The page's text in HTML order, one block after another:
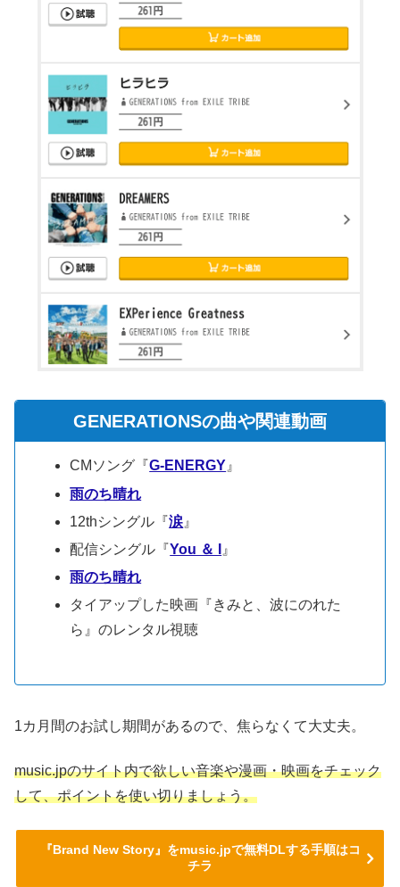
GENERATIONSの曲や関連動画
CMソング『G-ENERGY 』
雨のち晴れ
12thシングル『涙 』
配信シングル『You ＆ I
』
雨のち晴れ
タイアップした映画『きみと、波にのれた
ら』のレンタル視聴
1カ月間のお試し期間があるので、焦らなくて大丈夫。
music.jpのサイト内で欲しい音楽や漫画・映画をチェック
して、ポイントを使い切りましょう。
『Brand New Story』をmusic.jpで無料DLする手順はコ
チラ